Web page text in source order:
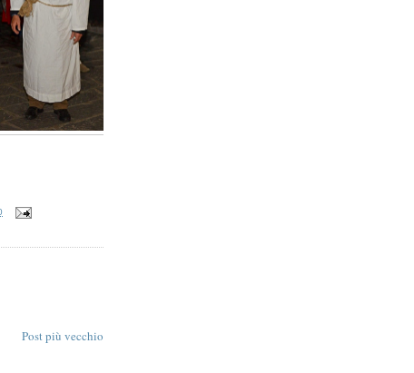
Post più vecchio